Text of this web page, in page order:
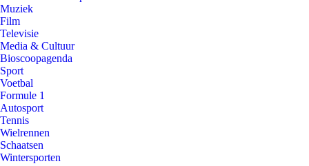
Muziek
Film
Televisie
Media & Cultuur
Bioscoopagenda
Sport
Voetbal
Formule 1
Autosport
Tennis
Wielrennen
Schaatsen
Wintersporten